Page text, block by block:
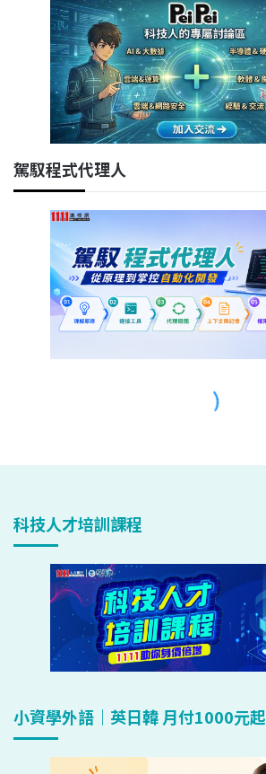
科技人才培訓課程
小資學外語｜英日韓 月付1000元起